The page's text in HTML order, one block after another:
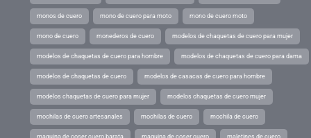
monos de cuero mono de cuero para moto mono de cuero moto
mono de cuero monederos de cuero modelos de chaquetas de cuero para mujer
modelos de chaquetas de cuero para hombre modelos de chaquetas de cuero para dama
modelos de chaquetas de cuero modelos de casacas de cuero para hombre
modelos chaquetas de cuero para mujer modelos chaquetas de cuero mujer
mochilas de cuero artesanales mochilas de cuero mochila de cuero
maquina de coser cuero barata maquina de coser cuero maletines de cuero